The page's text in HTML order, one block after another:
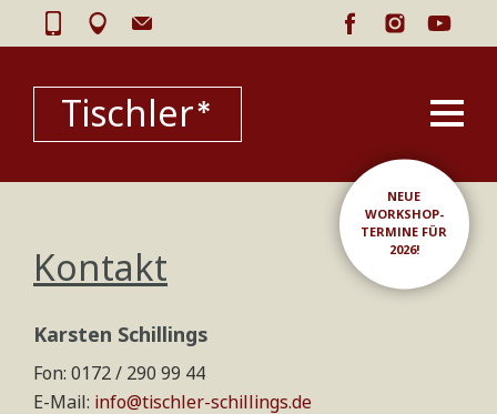
Tischler*
NEUE
WORKSHOP-
TERMINE FÜR
2026!
Kontakt
Karsten Schillings
Fon: 0172 / 290 99 44
E-Mail: info@tischler-schillings.de